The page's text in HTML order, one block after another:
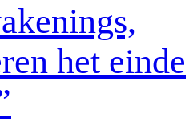
het einde